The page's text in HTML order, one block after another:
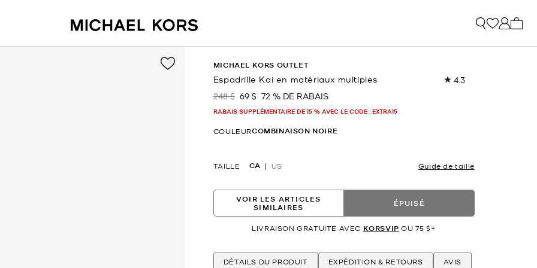
MICHAEL KORS OUTLET
Espadrille Kai en matériaux multiples 4.3Lire
page.
était
248 $ maintenant
69 $ 72 % DE RABAIS
RABAIS SUPPLÉMENTAIRE DE 15 % AVEC LE CODE : EXTRA15
COULEURCOMBINAISON NOIRE
TAILLE CA US Guide de taille
VOIR LES ARTICLES
SIMILAIRES
ÉPUISÉ
LIVRAISON GRATUITE AVEC KORSVIP OU 75 $+
DÉTAILS DU PRODUIT EXPÉDITION & RETOURS AVIS